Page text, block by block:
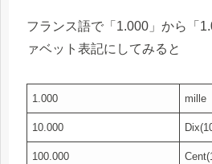
フランス語で「1.000」から「
ァベット表記にしてみると
1.000 mille
10.000
100.000